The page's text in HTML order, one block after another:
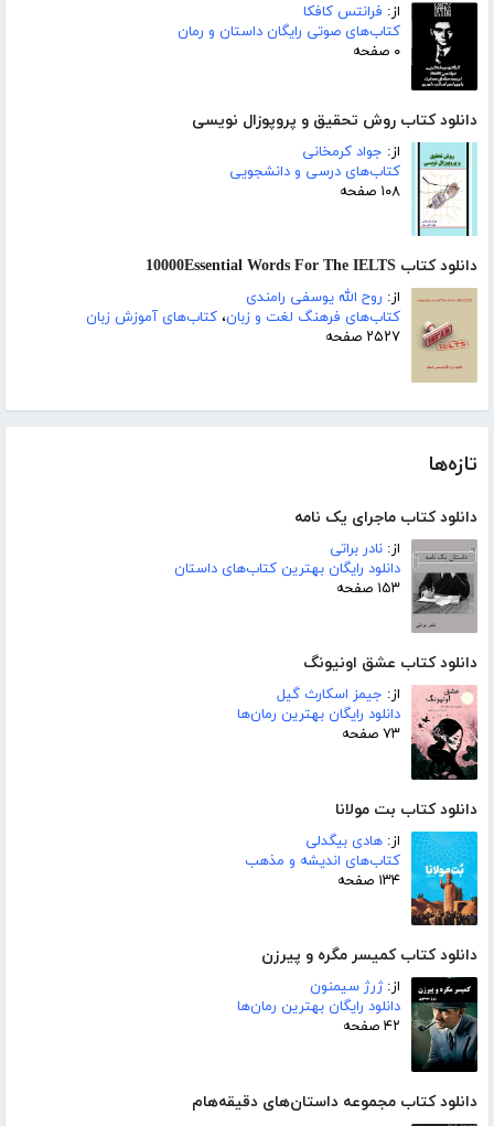
از: فرانتس کافکا
کتاب‌های صوتی رایگان داستان و رمان
۰ صفحه
دانلود کتاب روش تحقیق و پروپوزال نویسی
از: جواد کرمخانی
کتاب‌های درسی و دانشجویی
۱۰۸ صفحه
دانلود کتاب 10000Essential Words For The IELTS
از: روح الله یوسفی رامندی
کتاب‌های فرهنگ لغت و زبان، کتاب‌های آموزش زبان
۲۵۲۷ صفحه
تازه‌ها
دانلود کتاب ماجرای یک نامه
از: نادر براتی
دانلود رایگان بهترین کتاب‌های داستان
۱۵۳ صفحه
دانلود کتاب عشق اونیونگ
از: جیمز اسکارث گیل
دانلود رایگان بهترین رمان‌ها
۷۳ صفحه
دانلود کتاب بت مولانا
از: هادی بیگدلی
کتاب‌های اندیشه و مذهب
۱۳۴ صفحه
دانلود کتاب کمیسر مگره و پیرزن
از:ژرژ سیمنون
دانلود رایگان بهترین رمان‌ها
۴۲ صفحه
دانلود کتاب مجموعه داستان‌های دقیقه‌هام